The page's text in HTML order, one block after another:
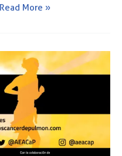
Read More »